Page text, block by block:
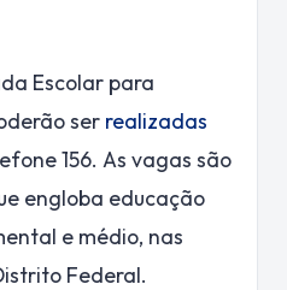
Escolar para
ser realizadas
156. As vagas são
engloba educação
e médio, nas
Federal.